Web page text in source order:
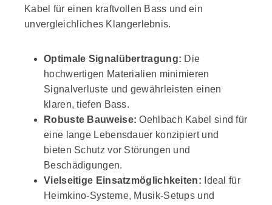
Kabel für einen kraftvollen Bass und ein
unvergleichliches Klangerlebnis.
Optimale Signalübertragung: Die
hochwertigen Materialien minimieren
Signalverluste und gewährleisten einen
klaren, tiefen Bass.
Robuste Bauweise: Oehlbach Kabel sind für
eine lange Lebensdauer konzipiert und
bieten Schutz vor Störungen und
Beschädigungen.
Vielseitige Einsatzmöglichkeiten: Ideal für
Heimkino-Systeme, Musik-Setups und